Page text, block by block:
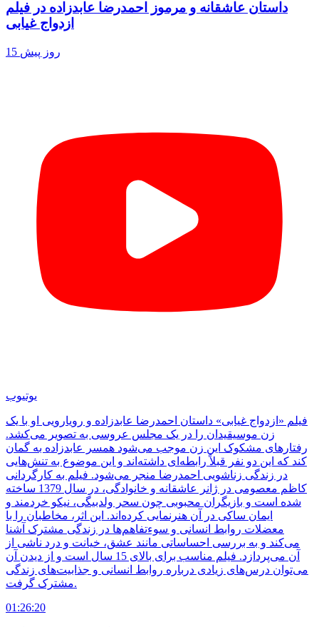
داستان عاشقانه و مرموز احمدرضا عابدزاده در فیلم
ازدواج غیابی
15 روز پیش
یوتیوب
فیلم «ازدواج غیابی» داستان احمدرضا عابدزاده و رویارویی او با یک
زن موسیقیدان را در یک مجلس عروسی به تصویر می‌کشد.
رفتارهای مشکوک این زن موجب می‌شود همسر عابدزاده به گمان
کند که این دو نفر قبلاً رابطه‌ای داشته‌اند و این موضوع به تنش‌هایی
در زندگی زناشویی احمدرضا منجر می‌شود. فیلم به کارگردانی
کاظم معصومی در ژانر عاشقانه و خانوادگی، در سال 1379 ساخته
شده است و بازیگران محبوبی چون سحر ولدبیگی، نیکو خردمند و
ایمان ساکی در آن هنرنمایی کرده‌اند. این اثر، مخاطبان را با
معضلات روابط انسانی و سوءتفاهم‌ها در زندگی مشترک آشنا
می‌کند و به بررسی احساساتی مانند عشق، خیانت و درد ناشی از
آن می‌پردازد. فیلم مناسب برای بالای 15 سال است و از دیدن آن
می‌توان درس‌های زیادی درباره روابط انسانی و جذابیت‌های زندگی
مشترک گرفت.
01:26:20